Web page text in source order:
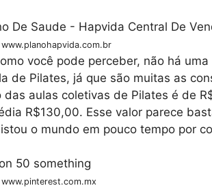
www.planohapvida.com.br
você pode perceber, não há
de Pilates, já que são muitas as
das aulas coletivas de Pilates é de
R$130,00. Esse valor parece
o mundo em pouco tempo por
www.pinterest.com.mx